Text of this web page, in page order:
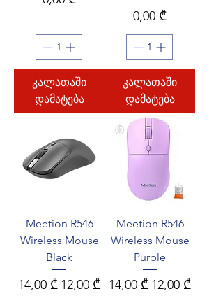
კალათაში
დამატება
Price
0,00 ₾
კალათაში
დამატება
Meetion R546
Wireless Mouse
Black
Regular Price
14,00 ₾ Sale Price
12,00 ₾
Meetion R546
Wireless Mouse
Purple
Regular Price
14,00 ₾ Sale Price
12,00 ₾